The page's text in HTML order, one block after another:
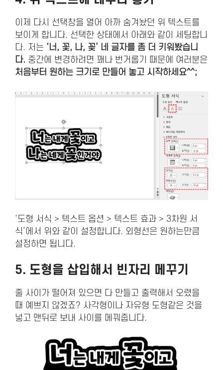
이제 다시 선택창을 열어 아까 숨겨놨던 위 텍스트를
보이게 합니다. 선택한 상태에서 아래와 같이 세팅합니
다. 저는 ‘너, 꽃, 나, 꽂’ 네 글자를 좀 더 키워봤습니
다. 중간에 변경하려면 꽤나 번거롭기 때문에 여러분은
처음부터 원하는 크기로 만들어 놓고 시작하세요^^;
‘도형 서식 > 텍스트 옵션 > 텍스트 효과 > 3차원 서
식’에서 위와 같이 설정합니다. 외형선은 원하는만큼
설정하면 됩니다.
5. 도형을 삽입해서 빈자리 메꾸기
줄 사이가 떨어져 있으면 다 만들고 출력해서 오렸을
때 예쁘지 않겠죠? 사각형이나 자유형 도형같은 것을
넣고 맨뒤로 보내 사이를 메꿔줍니다.